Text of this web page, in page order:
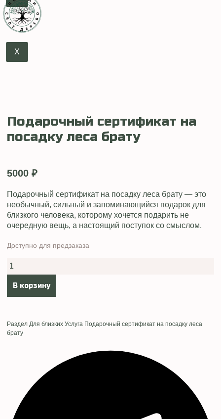
X
Подарочный сертификат на
посадку леса брату
5000 ₽
Подарочный сертификат на посадку леса брату — это
необычный, сильный и запоминающийся подарок для
близкого человека, которому хочется подарить не
очередную вещь, а настоящий поступок со смыслом.
Доступно для предзаказа
Количество
товара
Подарочный
сертификат
на
посадку
В корзину
Раздел Для близких Услуга Подарочный сертификат на посадку леса
брату